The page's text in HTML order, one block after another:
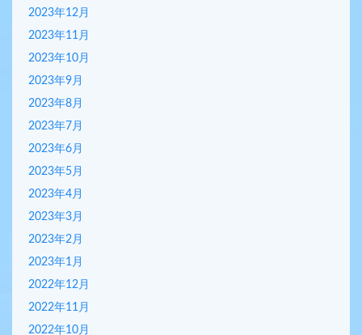
2023年12月
2023年11月
2023年10月
2023年9月
2023年8月
2023年7月
2023年6月
2023年5月
2023年4月
2023年3月
2023年2月
2023年1月
2022年12月
2022年11月
2022年10月